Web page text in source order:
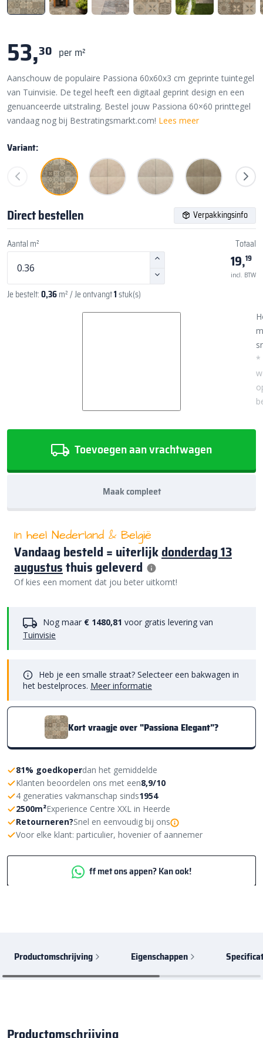
53,30 per m²
Aanschouw de populaire Passiona 60x60x3 cm geprinte tuintegel
van Tuinvisie. De tegel heeft een digitaal geprint design en een
genuanceerde uitstraling. Bestel jouw Passiona 60×60 printtegel
vandaag nog bij Bestratingsmarkt.com! Lees meer
Variant:
Direct bestellen Verpakkingsinfo
Aantal m²
Je bestelt:0,36m²/ Je ontvangt1stuk(s)
Totaal
19,19
incl. BTW
*
Toevoegen aan vrachtwagen
Maak compleet
In heel Nederland & België
Vandaag besteld = uiterlijkdonderdag 13
augustusthuis geleverd
Of kies een moment dat jou beter uitkomt!
Nog maar € 1480,81 voor gratis levering van
Tuinvisie
Heb je een smalle straat? Selecteer een bakwagen in
het bestelproces. Meer informatie
Kort vraagje over "Passiona Elegant"?
81% goedkoperdan het gemiddelde
Klanten beoordelen ons met een8,9/10
4 generaties vakmanschap sinds1954
2500m²Experience Centre XXL in Heerde
Retourneren?Snel en eenvoudig bij ons
Voor elke klant: particulier, hovenier of aannemer
ff met ons appen? Kan ook!
Productomschrijving Eigenschappen